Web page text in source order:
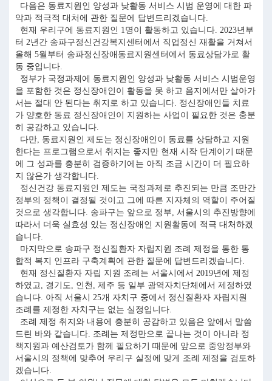
다음은 동료지원인 양성과 낮활동 서비스 시범 운영에 대한 파
악과 적극적 대처에 관한 질문에 답변드리겠습니다.
현재 우리구에 동료지원인 1명이 활동하고 있습니다. 2023년부
터 2년간 송파구정신건강복지센터에서 직업정신 재활을 거쳐서
올해 5월부터 송파정신장애동료지원센터에서 동료상담가로 활
동 중입니다.
정부가 국정과제에 동료지원인 양성과 낮활동 서비스 시범운영
을 포함한 것은 정신장애인이 활동을 못 하고 음지에서만 살아가
서는 절대 안 된다는 취지로 하고 있습니다. 정신장애인들 치료
가 양호한 동료 정신장애인이 지원하는 사업이 필요한 것은 충분
히 공감하고 있습니다.
다만, 동료지원인 제도는 정신장애인이 동료를 상담하고 지원
한다는 프로그램으로서 취지는 좋지만 현재 시작 단계이기 때문
에 그 성과를 충분히 검증하기에는 아직 조금 시간이 더 필요하
지 않은가 생각합니다.
정신건강 동료지원인 제도는 국정과제로 추진되는 만큼 조만간
정부의 정책이 결정될 것이고 그에 따른 지자체의 역할이 주어질
것으로 생각합니다. 송파구는 앞으로 정부, 서울시의 추진방향에
따라서 더욱 실효성 있는 정신장애인 지원활동에 적극 대처하겠
습니다.
마지막으로 송파구 정신질환자 자립지원 조례 제정을 통한 통
합적 복지 인프라 구축계획에 관한 질문에 답변드리겠습니다.
현재 정신질환자 자립 지원 조례는 서울시에서 2019년에 제정
하였고, 경기도, 인천, 제주 등 일부 광역자치단체에서 제정하였
습니다. 아직 서울시 25개 자치구 중에서 정신질환자 자립지원
조례를 제정한 자치구는 없는 실정입니다.
조례 제정 취지와 내용에 충분히 공감하고 있음은 앞에서 말씀
드린 바와 같습니다. 조례는 제정만으로 끝나는 것이 아니라 정
책지원과 예산검토가 함께 필요하기 때문에 앞으로 중앙정부와
서울시의 정책에 맞추어 우리구 실정에 맞게 조례 제정을 검토하
겠습니다.